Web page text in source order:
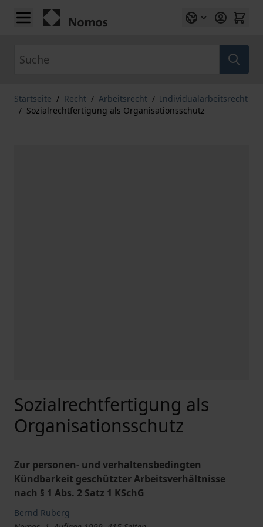
Zum Inhalt springen
Startseite / Recht / Arbeitsrecht / Individualarbeitsrecht
/ Sozialrechtfertigung als Organisationsschutz
Sozialrechtfertigung als
Organisationsschutz
Zur personen- und verhaltensbedingten
Kündbarkeit geschützter Arbeitsverhältnisse
nach § 1 Abs. 2 Satz 1 KSchG
Bernd Ruberg